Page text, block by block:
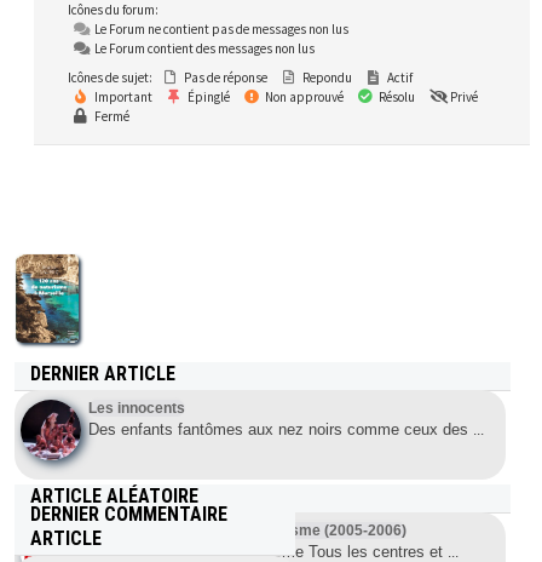
Icônes du forum:
Le Forum ne contient pas de messages non lus
Le Forum contient des messages non lus
Icônes de sujet:
Pas de réponse Repondu
Actif
Important
Épinglé Non approuvé Résolu
Privé
Fermé
DERNIER ARTICLE
Les innocents
Des enfants fantômes aux nez noirs comme ceux des ...
ARTICLE ALÉATOIRE
Le Petit Futé : Guide du naturisme (2005-2006)
Petit Futé: Guide du naturisme Tous les centres et
DERNIER COMMENTAIRE
ARTICLE